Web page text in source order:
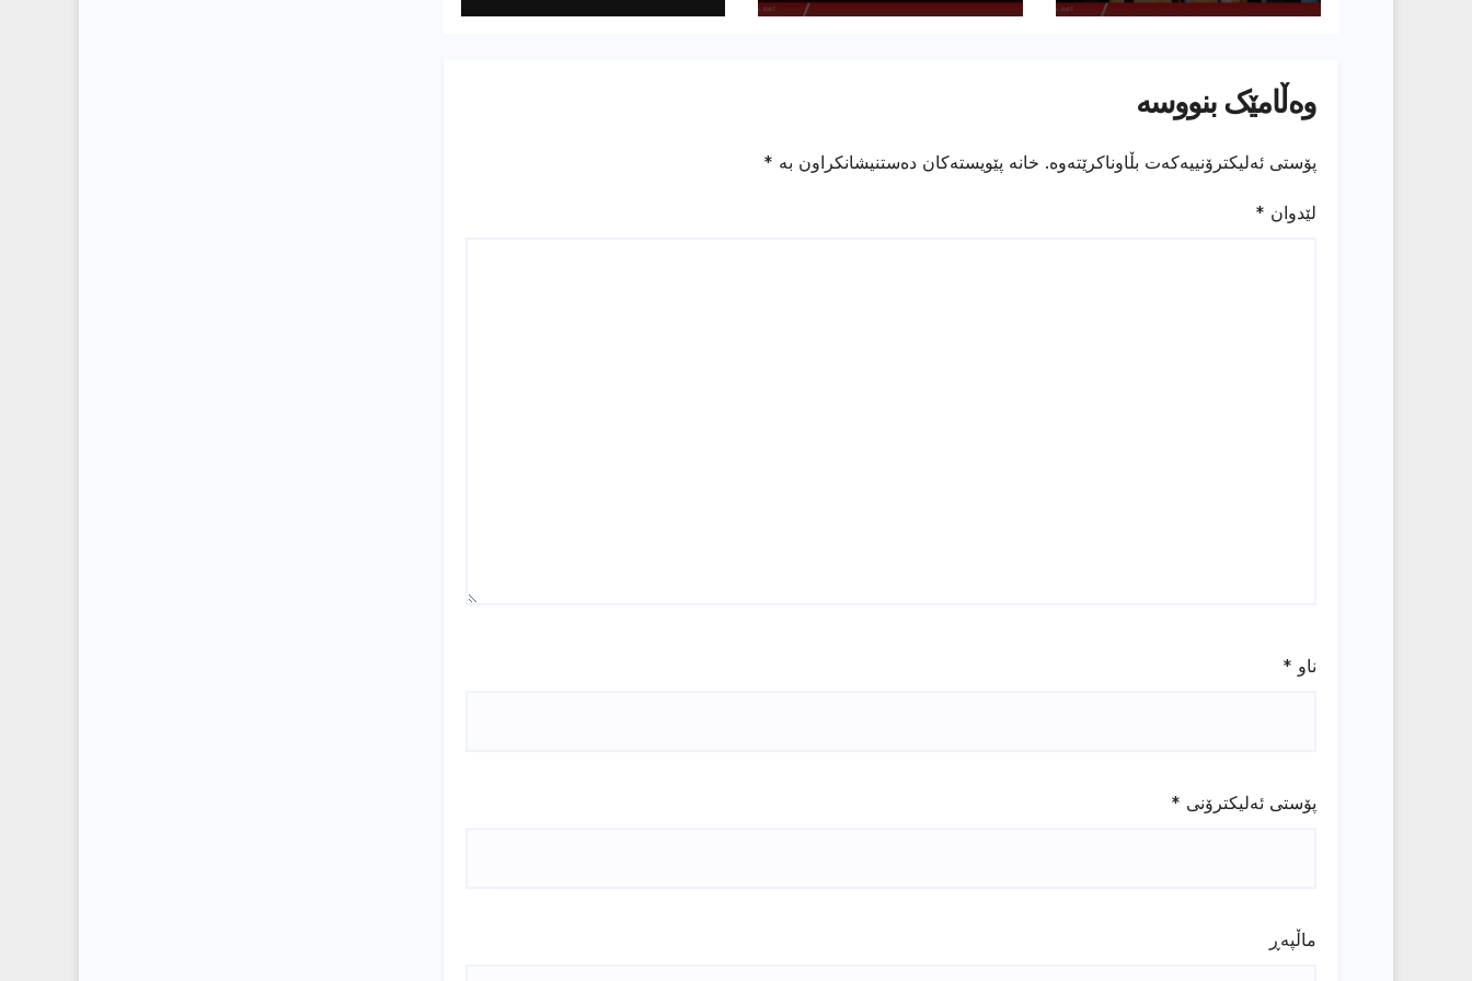
پرۆتۆکۆڵەکانی
ترلیۆن دینار
وەڵامێک بنووسە
پۆستی ئەلیکترۆنییەکەت بڵاوناکرێتەوە. خانە پێویستەکان دەستنیشانکراون بە *
لێدوان *
ناو *
پۆستی ئەلیکترۆنی *
ماڵپه‌ڕ